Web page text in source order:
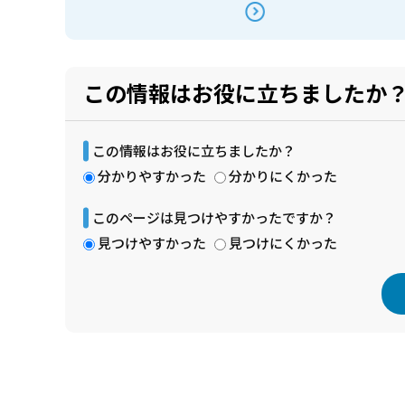
この情報はお役に立ちましたか
この情報はお役に立ちましたか？
分かりやすかった
分かりにくかった
このページは見つけやすかったですか？
見つけやすかった
見つけにくかった